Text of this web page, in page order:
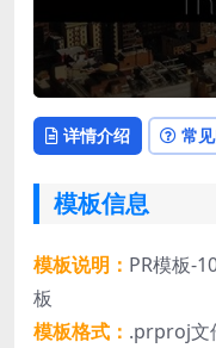
详情介绍 常
模板信息
模板说明： PR模板-
板
模板格式： .prproj文